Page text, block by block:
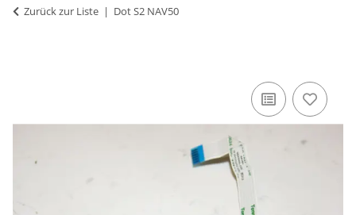
Zurück zur Liste Dot S2 NAV50